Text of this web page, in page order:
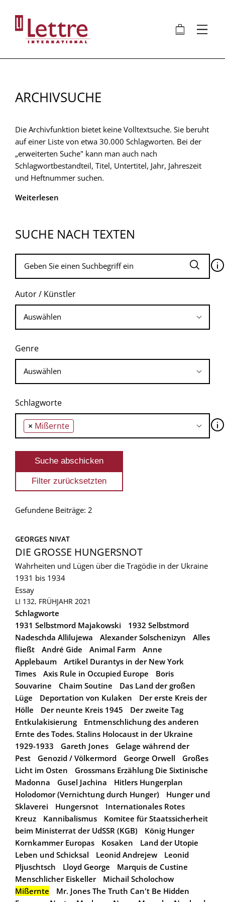
Inhalt
🛍 ⋮
ARCHIVSUCHE
Die Archivfunktion bietet keine Volltextsuche. Sie beruht
auf einer Liste von etwa 30.000 Schlagworten. Bei der
„erweiterten Suche" kann man auch nach
Schlagwortbestandteil, Titel, Untertitel, Jahr, Jahreszeit
und Heftnummer suchen.
Weiterlesen
SUCHE NACH TEXTEN
🛈
Autor / Künstler
Genre
Schlagworte
× Mißernte 🛈
Gefundene Beiträge: 2
GEORGES NIVAT
DIE GROSSE HUNGERSNOT
Wahrheiten und Lügen über die Tragödie in der Ukraine
1931 bis 1934
Essay
LI 132, FRÜHJAHR 2021
Schlagworte
1931 Selbstmord Majakowski
1932 Selbstmord
Nadeschda Allilujewa
Alexander Solschenizyn
Alles
fließt
André Gide Animal Farm
Anne
Applebaum
Artikel Durantys in der New York
Times
Axis Rule in Occupied Europe
Boris
Souvarine
Chaim Soutine
Das Land der großen
Lüge
Deportation von Kulaken
Der erste Kreis der
Hölle
Der neunte Kreis 1945
Der zweite Tag
Entkulakisierung
Entmenschlichung des anderen
Ernte des Todes. Stalins Holocaust in der Ukraine
1929-1933
Gareth Jones
Gelage während der
Pest
Genozid / Völkermord George Orwell
Großes
Licht im Osten
Grossmans Erzählung Die Sixtinische
Madonna
Gusel Jachina
Hitlers Hungerplan
Holodomor (Vernichtung durch Hunger)
Hunger und
Sklaverei
Hungersnot
Internationales Rotes
Kreuz
Kannibalismus
Komitee für Staatssicherheit
beim Ministerrat der UdSSR (KGB)
König Hunger
Kornkammer Europas
Kosaken
Land der Utopie
Leben und Schicksal
Leonid Andrejew
Leonid
Pljuschtsch
Lloyd George
Marquis de Custine
Menschlicher Eiskeller
Michail Scholochow
Mißernte
Mr. Jones The Truth Can't Be Hidden